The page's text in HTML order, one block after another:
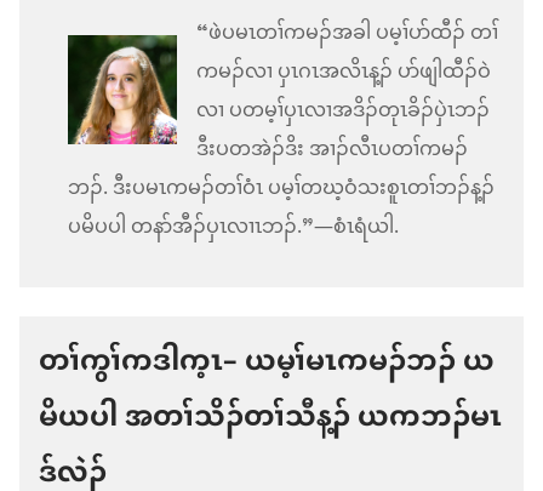
“ဖဲပမၤတၢ်ကမၣ်အခါ ပမ့ၢ်ပာ်ထီၣ် တၢ်
ကမၣ်လၢ ပှၤဂၤအလိၤန့ၣ် ပာ်ဖျါထီၣ်ဝဲ
လၢ ပတမ့ၢ်ပှၤလၢအဒိၣ်တုၤခိၣ်ပှဲၤဘၣ်
ဒီးပတအဲၣ်ဒိး အၢၣ်လီၤပတၢ်ကမၣ်
ဘၣ်. ဒီးပမၤကမၣ်တၢ်ဝံၤ ပမ့ၢ်တဃ့ဝံသးစူၤတၢ်ဘၣ်န့ၣ်
ပမိပပါ တနာ်အီၣ်ပှၤလၢၤဘၣ်.”—စံၤရံယါ.
တၢ်ကွၢ်ကဒါက့ၤ– ယမ့ၢ်မၤကမၣ်ဘၣ် ယ
မိယပါ အတၢ်သိၣ်တၢ်သီန့ၣ် ယကဘၣ်မၤ
ဒ်လဲၣ်